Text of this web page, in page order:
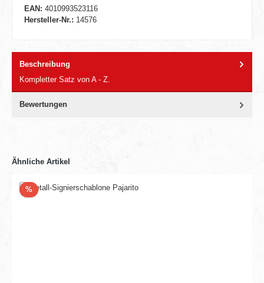
EAN: 4010993523116
Hersteller-Nr.: 14576
Beschreibung
Kompletter Satz von A - Z.
Bewertungen
Ähnliche Artikel
%Rabatt